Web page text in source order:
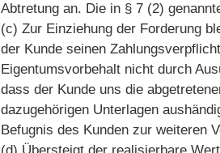
Abtretung an. Die in § 7 (2)
(c) Zur Einziehung der Forderung
der Kunde seinen
Eigentumsvorbehalt nicht durch
dass der Kunde uns die
dazugehörigen Unterlagen
Befugnis des Kunden zur weiteren